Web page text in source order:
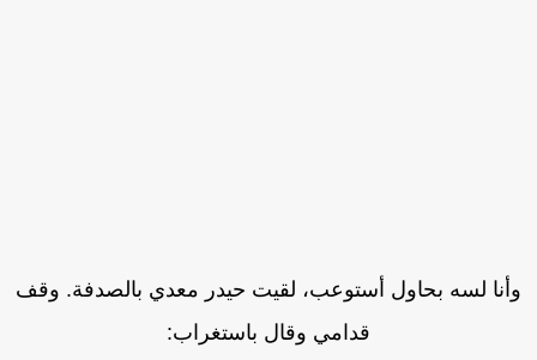
لسه بحاول أستوعب، لقيت حيدر معدي بالصدفة. وقف
قدامي وقال باستغراب: